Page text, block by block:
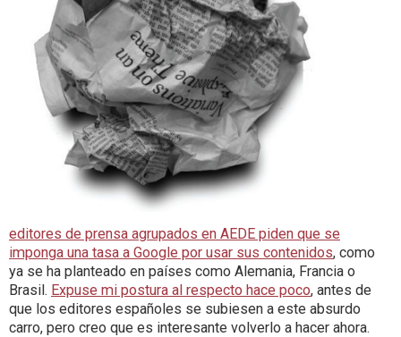
editores de prensa agrupados en AEDE piden que se
imponga una tasa a Google por usar sus contenidos, como
ya se ha planteado en países como Alemania, Francia o
Brasil. Expuse mi postura al respecto hace poco, antes de
que los editores españoles se subiesen a este absurdo
carro, pero creo que es interesante volverlo a hacer ahora.